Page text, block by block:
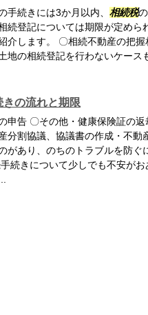
手続きには3か月以内、 相続税
続登記については期限が定め
介します。 〇相続不動産の把
地の相続登記を行わないケー
きの流れと期限
申告 〇その他・健康保険証の
分割協議、協議書の作成・不
があり、のちのトラブルを防
続きについて少しでも不安が